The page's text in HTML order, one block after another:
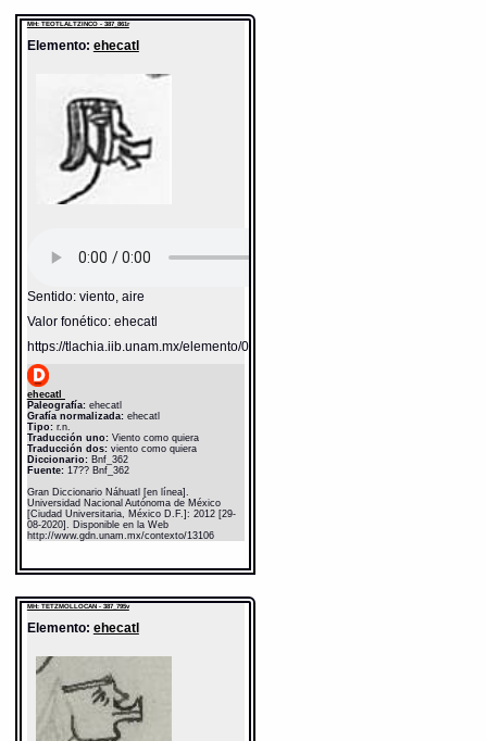
MH: TEOTLALTZINCO - 387_861r
Elemento: ehecatl
Sentido: viento, aire
Valor fonético: ehecatl
https://tlachia.iib.unam.mx/elemento/04.02.05
ehecatl
Paleografía:ehecatl
Grafía normalizada:ehecatl
Tipo:r.n.
Traducción uno:Viento como quiera
Traducción dos:viento como quiera
Diccionario: Bnf_362
Fuente:17?? Bnf_362
Gran Diccionario Náhuatl [en línea].
Universidad Nacional Autónoma de México
[Ciudad Universitaria, México D.F.]: 2012 [29-
08-2020]. Disponible en la Web
http://www.gdn.unam.mx/contexto/13106
MH: TETZMOLLOCAN - 387_795v
Elemento: ehecatl